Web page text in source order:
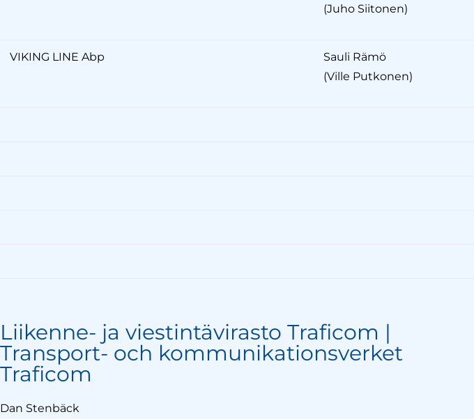
(Juho Siitonen)
VIKING LINE Abp
Sauli Rämö
(Ville Putkonen)
Liikenne- ja viestintävirasto Traficom |
Transport- och kommunikationsverket
Traficom
Dan Stenbäck